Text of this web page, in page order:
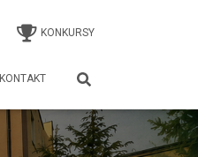
KONKURSY
KONTAKT